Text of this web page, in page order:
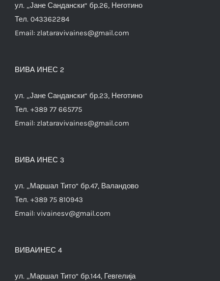
ул. „Јане Сандански“ бр.26, Неготино
Тел. 043362284
Email: zlataravivaines@gmail.com
ВИВА ИНЕС 2
ул. „Јане Сандански“ бр.23, Неготино
Тел. +389 77 665775
Email: zlataravivaines@gmail.com
ВИВА ИНЕС 3
ул. „Маршал Тито“ бр.47, Валандово
Тел. +389 75 810943
Email: vivainesv@gmail.com
ВИВАИНЕС 4
ул. „Маршал Тито“ бр.144, Гевгелија